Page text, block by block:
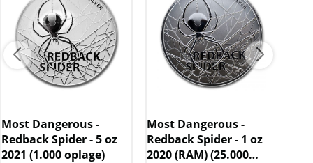
Most Dangerous -
Redback Spider - 5 oz
2021 (1.000 oplage)
Most Dangerous -
Redback Spider - 1 oz
2020 (RAM) (25.000